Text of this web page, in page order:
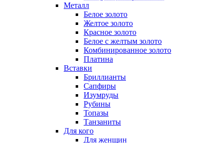
Металл
Белое золото
Желтое золото
Красное золото
Белое с желтым золото
Комбинированное золото
Платина
Вставки
Бриллианты
Сапфиры
Изумруды
Рубины
Топазы
Танзаниты
Для кого
Для женщин